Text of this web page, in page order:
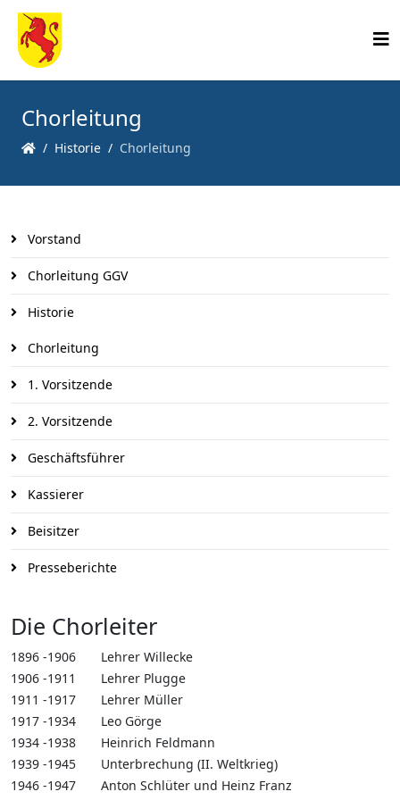
Chorleitung
Historie Chorleitung
Vorstand
Chorleitung GGV
Historie
Chorleitung
1. Vorsitzende
2. Vorsitzende
Geschäftsführer
Kassierer
Beisitzer
Presseberichte
Die Chorleiter
1896 -1906
Lehrer Willecke
1906 -1911
Lehrer Plugge
1911 -1917
Lehrer Müller
1917 -1934
Leo Görge
1934 -1938
Heinrich Feldmann
1939 -1945
Unterbrechung (II. Weltkrieg)
1946 -1947
Anton Schlüter und Heinz Franz